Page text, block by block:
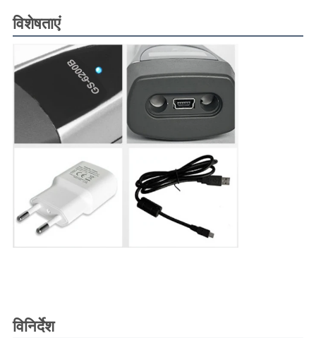
विशेषताएं
विनिर्देश